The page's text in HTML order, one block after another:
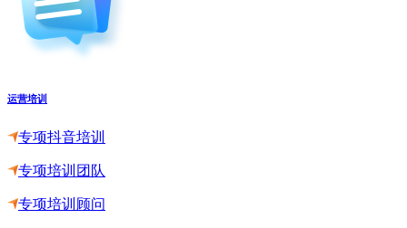
运营培训
专项抖音培训
专项培训团队
专项培训顾问